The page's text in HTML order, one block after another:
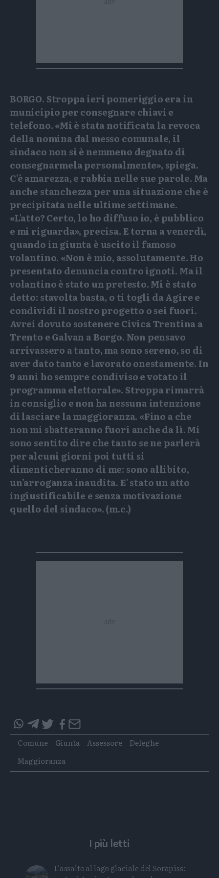
BORGO. Stroppa ieri pomeriggio era in
municipio per consegnare chiavi e
telefono. «Mi è stata notificata la revoca
della nomina dal messo comunale, il
sindaco non si è nemmeno degnato di
consegnarmela personalmente», spiega.
C'è amarezza, e rabbia nelle sue parole. Ma
anche stanchezza per una situazione che è
precipitata nelle ultime settimane.
«L'atto? Certo, lo ho diffuso io, è pubblico
e mi riguarda», precisa. E torna a venerdì,
quando in giunta è uscito il famoso
volantino. «Non è mio, assolutamente. Ho
presentato denuncia contro ignoti. Ma il
volantino è stato un pretesto. Mi è stato
detto: stavolta basta, o ti togli da Agire e
condividi il nostro progetto o sei fuori.
Avrei dovuto sostenere Civica Trentina a
Trento e Galvan a Borgo. Non pensavo
arrivassero a tanto, ma sono sereno, so di
aver dato tanto e lavorato onestamente. In
9 anni ho sempre condiviso e votato il
programma elettorale». Stroppa rimarrà
in consiglio e non ha nessuna intenzione
di lasciare la maggioranza. «Fino a che
non mi sbatteranno fuori anche da lì. Mi
sono sentito dire che tanto se ne parlerà
per alcuni giorni poi tutti si
dimenticheranno di me: sono allibito,
un’arroganza inaudita. E' stato un atto
ingiustificabile e senza motivazione
quello del sindaco». (m.c.)
questo
articolo
su
Whatsapp
questo
articolo
Telegram
Tags
Comune Giunta Assessore
Deleghe
Maggioranza
I più letti
L'assalto al lago glaciale del Sorapiss: